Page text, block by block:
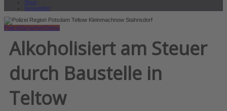
Shop
Newsletter
PolizeiSicherheitTeltow
Alkoholisiert am Steuer
durch Baustelle in
Teltow